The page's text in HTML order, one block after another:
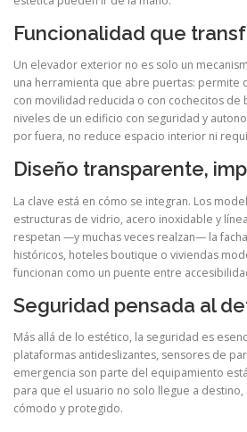
Funcionalidad que
Un elevador exterior no es solo un
una herramienta que abre puertas: permite
con movilidad reducida o con cochecitos de
niveles de un edificio con seguridad y
por fuera, no reduce espacio interior ni
Diseño transparente,
La clave está en cómo se integran. Los
estructuras de vidrio, acero inoxidable y
respetan —y muchas veces realzan— la
históricos, hoteles boutique o viviendas
funcionan como un puente entre
Seguridad pensada al
Más allá de lo estético, la seguridad es
plataformas antideslizantes, sensores de
emergencia son parte del equipamiento
para que el usuario no solo llegue a
cómodo y protegido.